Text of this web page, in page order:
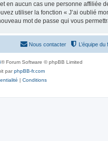
aucun cas une personne affiliée
utiliser la fonction « J’ai oublié
mot de passe qui vous
L’équipe du
Nous contacter
® Forum Software © phpBB Limited
parphpBB-fr.com
| Conditions